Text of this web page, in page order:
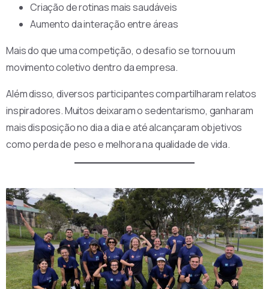
Criação de rotinas mais saudáveis
Aumento da interação entre áreas
Mais do que uma competição, o desafio se tornou um
movimento coletivo dentro da empresa.
Além disso, diversos participantes compartilharam relatos
inspiradores. Muitos deixaram o sedentarismo, ganharam
mais disposição no dia a dia e até alcançaram objetivos
como perda de peso e melhora na qualidade de vida.